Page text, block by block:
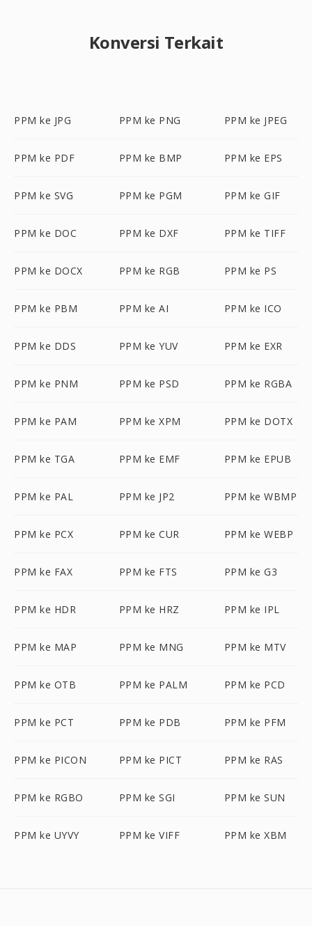
Konversi Terkait
PPM ke JPG PPM ke PNG PPM ke JPEG
PPM ke PDF PPM ke BMP PPM ke EPS
PPM ke SVG PPM ke PGM PPM ke GIF
PPM ke DOC PPM ke DXF PPM ke TIFF
PPM ke DOCX PPM ke RGB PPM ke PS
PPM ke PBM PPM ke AI PPM ke ICO
PPM ke DDS PPM ke YUV PPM ke EXR
PPM ke PNM PPM ke PSD PPM ke RGBA
PPM ke PAM PPM ke XPM PPM ke DOTX
PPM ke TGA PPM ke EMF PPM ke EPUB
PPM ke PAL PPM ke JP2 PPM ke WBMP
PPM ke PCX PPM ke CUR PPM ke WEBP
PPM ke FAX PPM ke FTS PPM ke G3
PPM ke HDR PPM ke HRZ PPM ke IPL
PPM ke MAP PPM ke MNG PPM ke MTV
PPM ke OTB PPM ke PALM PPM ke PCD
PPM ke PCT PPM ke PDB PPM ke PFM
PPM ke PICON PPM ke PICT PPM ke RAS
PPM ke RGBO PPM ke SGI PPM ke SUN
PPM ke UYVY PPM ke VIFF PPM ke XBM